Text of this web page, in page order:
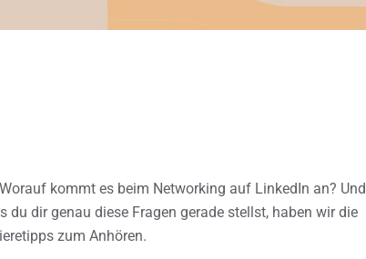
kommt es beim Networking auf LinkedIn an? Und
du dir genau diese Fragen gerade stellst, haben wir die
zum Anhören.